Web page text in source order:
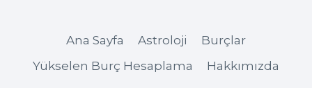
Ana Sayfa Astroloji
Burçlar
Yükselen Burç Hesaplama
Hakkımızda